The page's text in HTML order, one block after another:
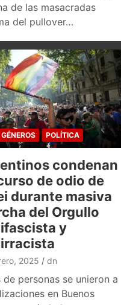
de las masacradas
del pullover…
GÉNEROS POLÍTICA
condenan
de odio de
durante masiva
del Orgullo
y
2025 dn
de personas se unieron a
en Buenos